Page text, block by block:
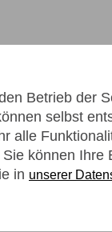
Betrieb der
selbst
alle
können Ihre
in unserer